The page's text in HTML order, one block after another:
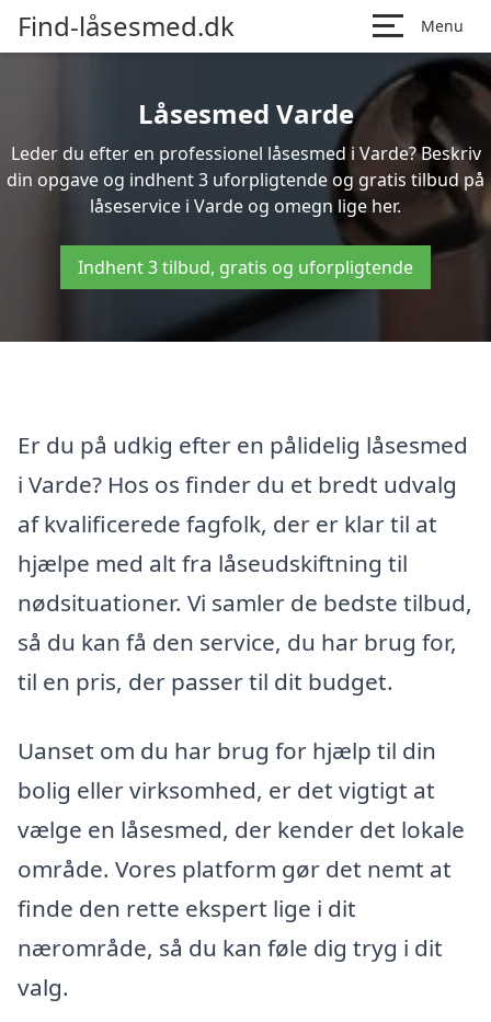
Find-låsesmed.dk Menu
Låsesmed Varde
Leder du efter en professionel låsesmed i Varde? Beskriv
din opgave og indhent 3 uforpligtende og gratis tilbud på
låseservice i Varde og omegn lige her.
Indhent 3 tilbud, gratis og uforpligtende
Er du på udkig efter en pålidelig låsesmed
i Varde? Hos os finder du et bredt udvalg
af kvalificerede fagfolk, der er klar til at
hjælpe med alt fra låseudskiftning til
nødsituationer. Vi samler de bedste tilbud,
så du kan få den service, du har brug for,
til en pris, der passer til dit budget.
Uanset om du har brug for hjælp til din
bolig eller virksomhed, er det vigtigt at
vælge en låsesmed, der kender det lokale
område. Vores platform gør det nemt at
finde den rette ekspert lige i dit
nærområde, så du kan føle dig tryg i dit
valg.